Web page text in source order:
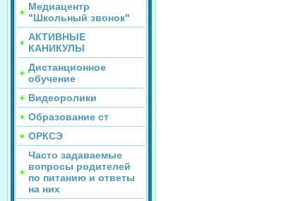
Медиацентр
"Школьный звонок"
АКТИВНЫЕ
КАНИКУЛЫ
Дистанционное
обучение
Видеоролики
Образование ст
ОРКСЭ
Часто задаваемые
вопросы родителей
по питанию и ответы
на них